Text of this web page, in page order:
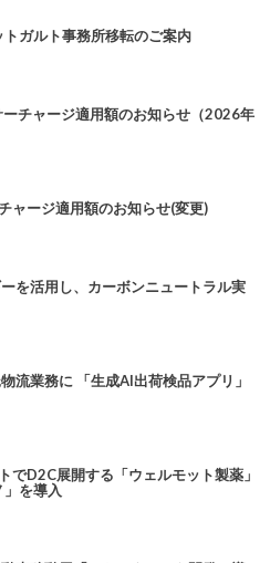
ガルト事務所移転のご案内
チャージ適用額のお知らせ（2026年
ージ適用額のお知らせ(変更)
を活用し、カーボンニュートラル実
流業務に 「生成AI出荷検品アプリ」
でD2C展開する「ウェルモット製薬」
を導入